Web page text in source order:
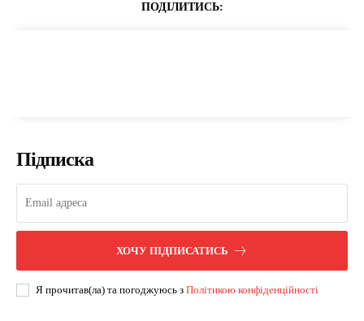
ПОДІЛИТИСЬ:
Підписка
ХОЧУ ПІДПИСАТИСЬ
Я прочитав(ла) та погоджуюсь з Політикою конфіденційності